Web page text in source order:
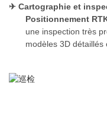
✈ Cartographie et
Positionnement
une inspection très
modèles 3D détaillés